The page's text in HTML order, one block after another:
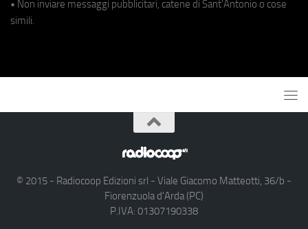
• Non inviare messaggi pubblicitari, catene di Sant'Antonio o cose
simili.
© 2015 - Radiocoop Edizioni srl - Viale Giacomo Matteotti, 36/b -
Fiorenzuola d'Arda (PC)
P.IVA: 01307190338